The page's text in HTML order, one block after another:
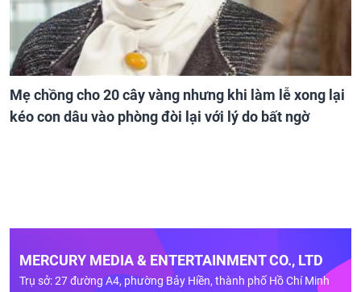
Mẹ chồng cho 20 cây vàng nhưng khi làm lễ xong lại
kéo con dâu vào phòng đòi lại với lý do bất ngờ
MERCURY MEDIA & ENTERTAINMENT CO., LTD
Trụ sở: 27 đường A4, phường Bảy Hiền, thành phố Hồ Chí Minh